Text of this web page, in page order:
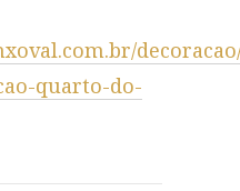
quarto-do-